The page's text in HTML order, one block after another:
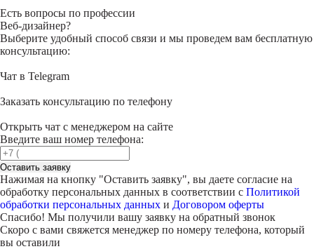
Есть вопросы по профессии
Веб-дизайнер?
Выберите удобный способ связи и мы проведем вам бесплатную
консультацию:
Чат в Telegram
Заказать консультацию по телефону
Открыть чат с менеджером на сайте
Введите ваш номер телефона:
Оставить заявку
Нажимая на кнопку "Оставить заявку", вы даете согласие на
обработку персональных данных в соответствии с Политикой
обработки персональных данных и Договором оферты
Спасибо! Мы получили вашу заявку на обратный звонок
Скоро с вами свяжется менеджер по номеру телефона, который
вы оставили